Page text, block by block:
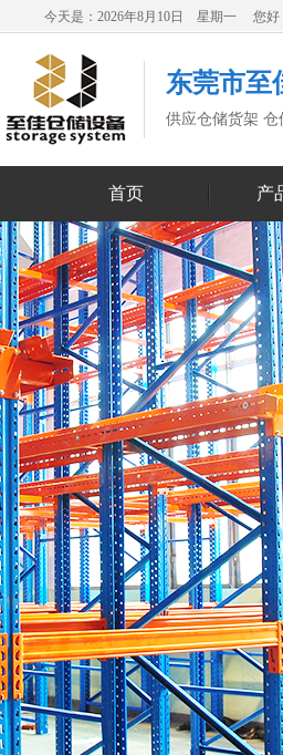
今天是：2026年8月10日 星期一 您好
东莞市至
供应仓储货架
首页 产